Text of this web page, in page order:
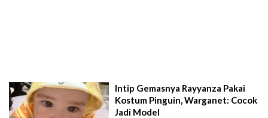
Intip Gemasnya Rayyanza Pakai
Kostum Pinguin, Warganet: Cocok
Jadi Model